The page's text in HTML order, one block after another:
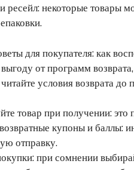
некоторые товары
для покупателя: как
от программ
условия возврата до
товар при получении: это
купоны и баллы:
отправку.
при сомнении